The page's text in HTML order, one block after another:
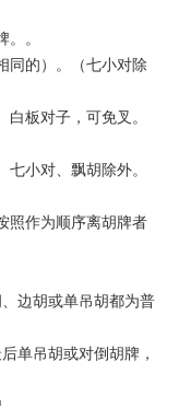
。
同的）。（七小对除
板对子，可免叉。
小对、飘胡除外。
照作为顺序离胡牌者
边胡或单吊胡都为普
单吊胡或对倒胡牌，